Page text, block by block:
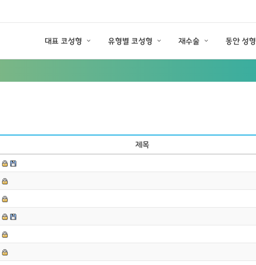
대표 코성형 유형별 코성형 재수술 동안 성형
제목